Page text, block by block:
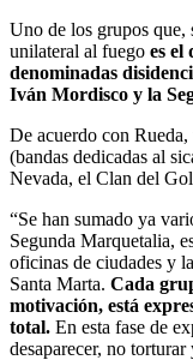
Uno de los grupos que,
unilateral al fuego es el
denominadas
Iván Mordisco y la
De acuerdo con
(bandas dedicadas al
Nevada, el Clan del
“Se han sumado ya
Segunda Marquetalia,
oficinas de ciudades y
Santa Marta. Cada
motivación, está
total. En esta fase de
desaparecer, no